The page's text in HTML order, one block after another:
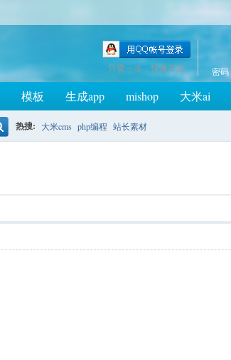
密码
只需一步，快速开始
模板 生成app mishop 大米ai
热搜: 大米cms php编程 站长素材